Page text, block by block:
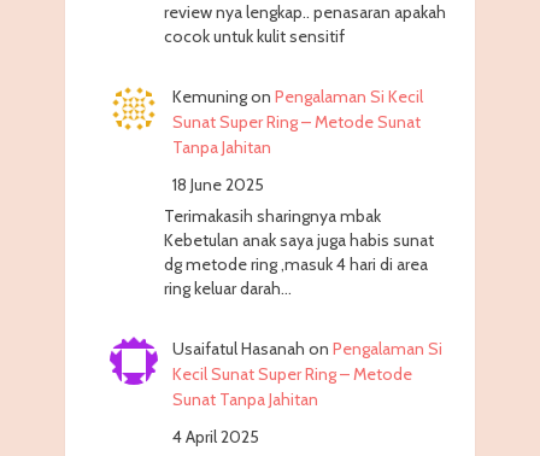
review nya lengkap.. penasaran apakah
cocok untuk kulit sensitif
Kemuningon Pengalaman Si Kecil
Sunat Super Ring – Metode Sunat
Tanpa Jahitan
18 June 2025
Terimakasih sharingnya mbak
Kebetulan anak saya juga habis sunat
dg metode ring ,masuk 4 hari di area
ring keluar darah…
Usaifatul Hasanah on Pengalaman Si
Kecil Sunat Super Ring – Metode
Sunat Tanpa Jahitan
4 April 2025